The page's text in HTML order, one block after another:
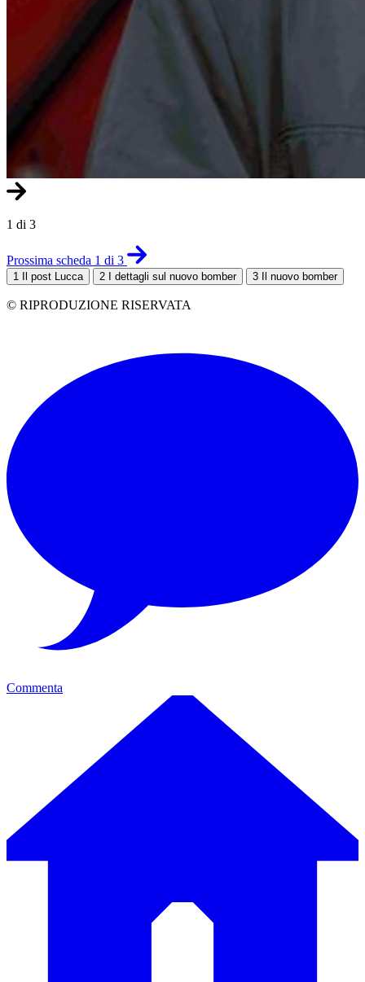
1 di 3
Prossima scheda 1 di 3
1 Il post Lucca 2 I dettagli sul nuovo bomber 3 Il nuovo bomber
© RIPRODUZIONE RISERVATA
Commenta